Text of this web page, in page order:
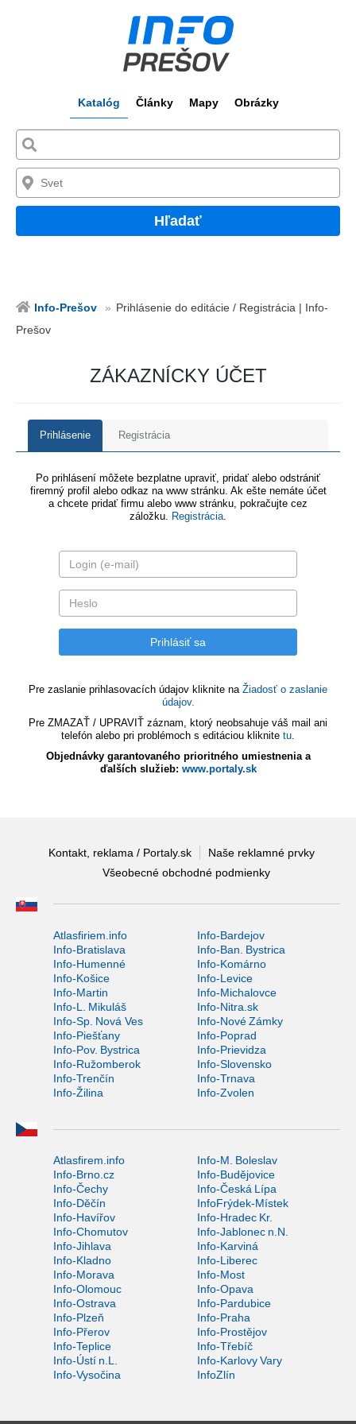
Katalóg Články Mapy Obrázky
Hľadať
Info-Prešov
Prihlásenie do editácie / Registrácia | Info-
Prešov
ZÁKAZNÍCKY ÚČET
Prihlásenie Registrácia
Po prihlásení môžete bezplatne upraviť, pridať alebo odstrániť
firemný profil alebo odkaz na www stránku. Ak ešte nemáte účet
a chcete pridať firmu alebo www stránku, pokračujte cez
záložku. Registrácia.
Pre zaslanie prihlasovacích údajov kliknite na Žiadosť o zaslanie
údajov.
Pre ZMAZAŤ / UPRAVIŤ záznam, ktorý neobsahuje váš mail ani
telefón alebo pri problémoch s editáciou kliknite tu.
Objednávky garantovaného prioritného umiestnenia a
ďalších služieb: www.portaly.sk
Kontakt, reklama / Portaly.sk
Naše reklamné prvky
Všeobecné obchodné podmienky
Atlasfiriem.info
Info-Bardejov
Info-Bratislava
Info-Ban. Bystrica
Info-Humenné
Info-Komárno
Info-Košice
Info-Levice
Info-Martin
Info-Michalovce
Info-L. Mikuláš
Info-Nitra.sk
Info-Sp. Nová Ves
Info-Nové Zámky
Info-Piešťany
Info-Poprad
Info-Pov. Bystrica
Info-Prievidza
Info-Ružomberok
Info-Slovensko
Info-Trenčín
Info-Trnava
Info-Žilina
Info-Zvolen
Atlasfirem.info
Info-M. Boleslav
Info-Brno.cz
Info-Budějovice
Info-Čechy
Info-Česká Lípa
Info-Děčín
InfoFrýdek-Místek
Info-Havířov
Info-Hradec Kr.
Info-Chomutov
Info-Jablonec n.N.
Info-Jihlava
Info-Karviná
Info-Kladno
Info-Liberec
Info-Morava
Info-Most
Info-Olomouc
Info-Opava
Info-Ostrava
Info-Pardubice
Info-Plzeň
Info-Praha
Info-Přerov
Info-Prostějov
Info-Teplice
Info-Třebíč
Info-Ústí n.L.
Info-Karlovy Vary
Info-Vysočina
InfoZlín